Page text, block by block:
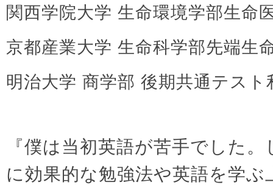
関西学院大学 生命環境学部生命
京都産業大学 生命科学部先端生
明治大学 商学部 後期共通テスト
『僕は当初英語が苦手でした
に効果的な勉強法や英語を学